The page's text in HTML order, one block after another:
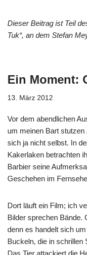
Dieser Beitrag ist Teil
Tuk“, an dem Stefan
Ein Moment:
13. März 2012
Vor dem abendlichen
um meinen Bart
sich ja nicht selbst. In
Kakerlaken betrachten
Barbier seine
Geschehen im
Dort läuft ein Film; ich
Bilder sprechen Bände.
denn es handelt sich
Buckeln, die in schrillen
Das Tier attackiert die